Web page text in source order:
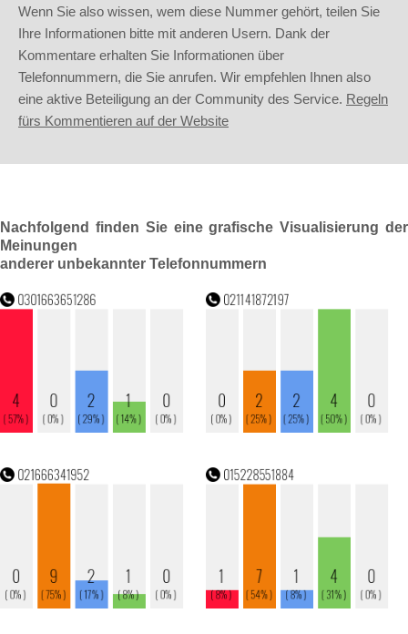
Wenn Sie also wissen, wem diese Nummer gehört, teilen Sie
Ihre Informationen bitte mit anderen Usern. Dank der
Kommentare erhalten Sie Informationen über
Telefonnummern, die Sie anrufen. Wir empfehlen Ihnen also
eine aktive Beteiligung an der Community des Service. Regeln
fürs Kommentieren auf der Website
Nachfolgend finden Sie eine grafische Visualisierung der
Meinungen
anderer unbekannter Telefonnummern